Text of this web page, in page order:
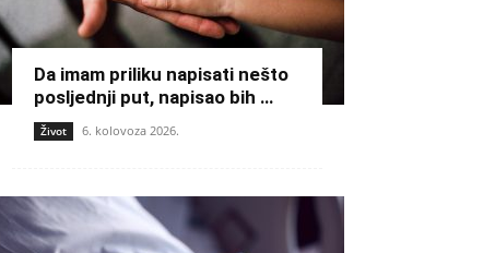
Da imam priliku napisati nešto
posljednji put, napisao bih …
Život 6. kolovoza 2026.